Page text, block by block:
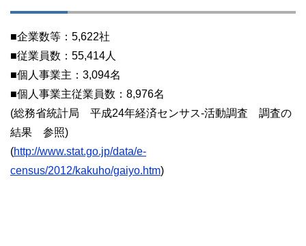
■企業数等：5,622社
■従業員数：55,414人
■個人事業主：3,094名
■個人事業主従業員数：8,976名
(総務省統計局 平成24年経済センサス-活動調査 調査の
結果 参照)
(http://www.stat.go.jp/data/e-
census/2012/kakuho/gaiyo.htm)